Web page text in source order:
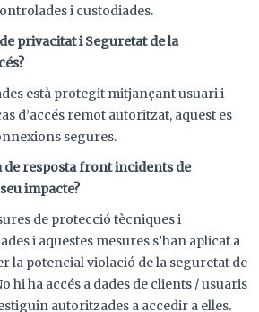
i custodiades.
privacitat i Seguretat de la
està protegit mitjançant usuari i
d’accés remot autoritzat, aquest es
segures.
de resposta front incidents de
impacte?
de protecció tècniques i
i aquestes mesures s’han aplicat a
la potencial violació de la seguretat de
hi ha accés a dades de clients / usuaris
autoritzades a accedir a elles.